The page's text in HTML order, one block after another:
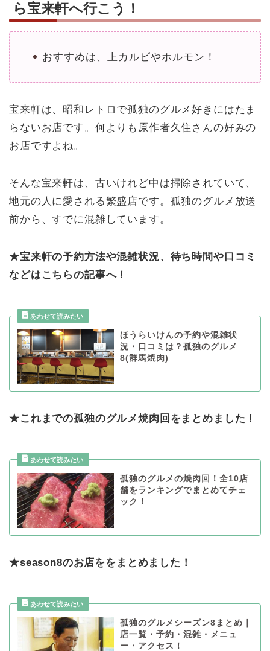
ら宝来軒へ行こう！
おすすめは、上カルビやホルモン！
宝来軒は、昭和レトロで孤独のグルメ好きにはたま
らないお店です。何よりも原作者久住さんの好みの
お店ですよね。
そんな宝来軒は、古いけれど中は掃除されていて、
地元の人に愛される繁盛店です。孤独のグルメ放送
前から、すでに混雑しています。
★宝来軒の予約方法や混雑状況、待ち時間や口コミ
などはこちらの記事へ！
ほうらいけんの予約や混雑状
況・口コミは？孤独のグルメ
8(群馬焼肉)
★これまでの孤独のグルメ焼肉回をまとめました！
孤独のグルメの焼肉回！全10店
舗をランキングでまとめてチェ
ック！
★season8のお店ををまとめました！
孤独のグルメシーズン8まとめ｜
店一覧・予約・混雑・メニュ
ー・アクセス！